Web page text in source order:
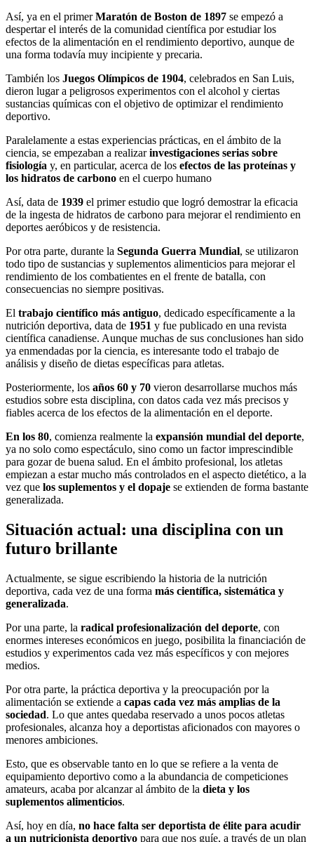
Así, ya en el primerMaratón de Boston de 1897 se empezó a
despertar el interés de la comunidad científica por estudiar los
efectos de la alimentación en el rendimiento deportivo, aunque de
una forma todavía muy incipiente y precaria.
También los Juegos Olímpicos de 1904, celebrados en San Luis,
dieron lugar a peligrosos experimentos con el alcohol y ciertas
sustancias químicas con el objetivo de optimizar el rendimiento
deportivo.
Paralelamente a estas experiencias prácticas, en el ámbito de la
ciencia, se empezaban a realizarinvestigaciones serias sobre
fisiología y, en particular, acerca de los efectos de las proteínas y
los hidratos de carbono en el cuerpo humano
Así, data de 1939 el primer estudio que logró demostrar la eficacia
de la ingesta de hidratos de carbono para mejorar el rendimiento en
deportes aeróbicos y de resistencia.
Por otra parte, durante la Segunda Guerra Mundial, se utilizaron
todo tipo de sustancias y suplementos alimenticios para mejorar el
rendimiento de los combatientes en el frente de batalla, con
consecuencias no siempre positivas.
El trabajo científico más antiguo, dedicado específicamente a la
nutrición deportiva, data de 1951 y fue publicado en una revista
científica canadiense. Aunque muchas de sus conclusiones han sido
ya enmendadas por la ciencia, es interesante todo el trabajo de
análisis y diseño de dietas específicas para atletas.
Posteriormente, los años 60 y 70 vieron desarrollarse muchos más
estudios sobre esta disciplina, con datos cada vez más precisos y
fiables acerca de los efectos de la alimentación en el deporte.
En los 80, comienza realmente la expansión mundial del deporte,
ya no solo como espectáculo, sino como un factor imprescindible
para gozar de buena salud. En el ámbito profesional, los atletas
empiezan a estar mucho más controlados en el aspecto dietético, a la
vez que los suplementos y el dopaje se extienden de forma bastante
generalizada.
Situación actual: una disciplina con un
futuro brillante
Actualmente, se sigue escribiendo la historia de la nutrición
deportiva, cada vez de una forma más científica, sistemática y
generalizada.
Por una parte, la radical profesionalización del deporte, con
enormes intereses económicos en juego, posibilita la financiación de
estudios y experimentos cada vez más específicos y con mejores
medios.
Por otra parte, la práctica deportiva y la preocupación por la
alimentación se extiende a capas cada vez más amplias de la
sociedad. Lo que antes quedaba reservado a unos pocos atletas
profesionales, alcanza hoy a deportistas aficionados con mayores o
menores ambiciones.
Esto, que es observable tanto en lo que se refiere a la venta de
equipamiento deportivo como a la abundancia de competiciones
amateurs, acaba por alcanzar al ámbito de la dieta y los
suplementos alimenticios.
Así, hoy en día, no hace falta ser deportista de élite para acudir
a un nutricionista deportivo para que nos guíe, a través de un plan